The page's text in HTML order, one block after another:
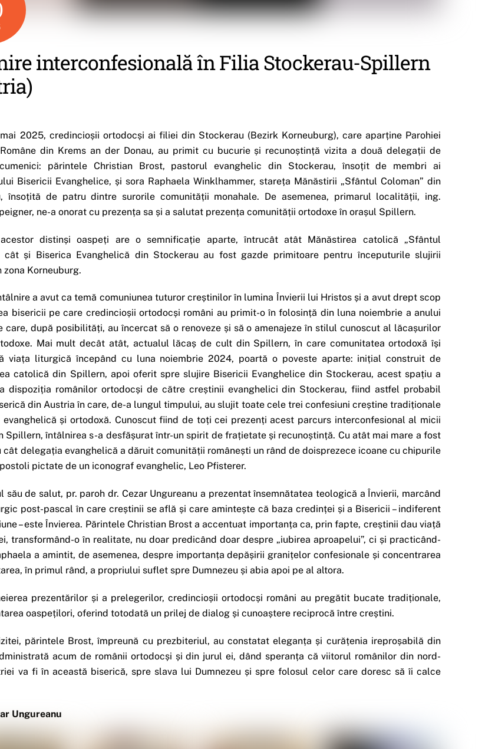
interconfesională în Filia Stockerau-Spillern
2025, credincioșii ortodocși ai filiei din Stockerau (Bezirk Korneuburg), care aparține Parohiei
din Krems an der Donau, au primit cu bucurie și recunoștință vizita a două delegații de
părintele Christian Brost, pastorul evanghelic din Stockerau, însoțit de membri ai
Bisericii Evanghelice, și sora Raphaela Winklhammer, stareța Mănăstirii „Sfântul Coloman” din
însoțită de patru dintre surorile comunității monahale. De asemenea, primarul localității, ing.
ne-a onorat cu prezența sa și a salutat prezența comunității ortodoxe în orașul Spillern.
distinși oaspeți are o semnificație aparte, întrucât atât Mănăstirea catolică „Sfântul
cât și Biserica Evanghelică din Stockerau au fost gazde primitoare pentru începuturile slujirii
Korneuburg.
a avut ca temă comuniunea tuturor creștinilor în lumina Învierii lui Hristos și a avut drept scop
bisericii pe care credincioșii ortodocși români au primit-o în folosință din luna noiembrie a anului
care, după posibilități, au încercat să o renoveze și să o amenajeze în stilul cunoscut al lăcașurilor
Mai mult decât atât, actualul lăcaș de cult din Spillern, în care comunitatea ortodoxă își
viața liturgică începând cu luna noiembrie 2024, poartă o poveste aparte: inițial construit de
catolică din Spillern, apoi oferit spre slujire Bisericii Evanghelice din Stockerau, acest spațiu a
dispoziția românilor ortodocși de către creștinii evanghelici din Stockerau, fiind astfel probabil
din Austria în care, de-a lungul timpului, au slujit toate cele trei confesiuni creștine tradiționale
evanghelică și ortodoxă. Cunoscut fiind de toți cei prezenți acest parcurs interconfesional al micii
Spillern, întâlnirea s-a desfășurat într-un spirit de frațietate și recunoștință. Cu atât mai mare a fost
cât delegația evanghelică a dăruit comunității românești un rând de doisprezece icoane cu chipurile
pictate de un iconograf evanghelic, Leo Pfisterer.
său de salut, pr. paroh dr. Cezar Ungureanu a prezentat însemnătatea teologică a Învierii, marcând
post-pascal în care creștinii se află și care amintește că baza credinței și a Bisericii – indiferent
– este Învierea. Părintele Christian Brost a accentuat importanța ca, prin fapte, creștinii dau viață
transformând-o în realitate, nu doar predicând doar despre „iubirea aproapelui”, ci și practicând-
a amintit, de asemenea, despre importanța depășirii granițelor confesionale și concentrarea
în primul rând, a propriului suflet spre Dumnezeu și abia apoi pe al altora.
prezentărilor și a prelegerilor, credincioșii ortodocși români au pregătit bucate tradiționale,
oaspețilori, oferind totodată un prilej de dialog și cunoaștere reciprocă între creștini.
părintele Brost, împreună cu prezbiteriul, au constatat eleganța și curățenia ireproșabilă din
acum de românii ortodocși și din jurul ei, dând speranța că viitorul românilor din nord-
va fi în această biserică, spre slava lui Dumnezeu și spre folosul celor care doresc să îi calce
Ungureanu